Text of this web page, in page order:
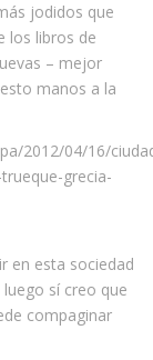
jodidos que
los libros de
– mejor
manos a la
2012/04/16/
grecia-
en esta sociedad
sí creo que
compaginar